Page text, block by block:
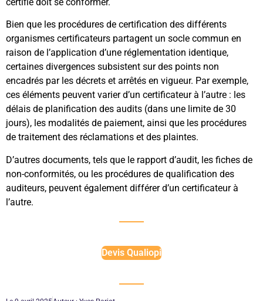
Bien que les procédures de certification des différents
organismes certificateurs partagent un socle commun en
raison de l’application d’une réglementation identique,
certaines divergences subsistent sur des points non
encadrés par les décrets et arrêtés en vigueur. Par exemple,
ces éléments peuvent varier d’un certificateur à l’autre : les
délais de planification des audits (dans une limite de 30
jours), les modalités de paiement, ainsi que les procédures
de traitement des réclamations et des plaintes.
D’autres documents, tels que le rapport d’audit, les fiches de
non-conformités, ou les procédures de qualification des
auditeurs, peuvent également différer d’un certificateur à
l’autre.
Devis Qualiopi